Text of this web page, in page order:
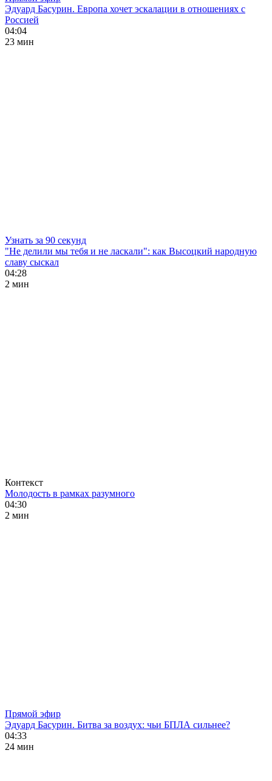
Эдуард Басурин. Европа хочет эскалации в отношениях с
Россией
04:04
23 мин
Узнать за 90 секунд
"Не делили мы тебя и не ласкали": как Высоцкий народную
славу сыскал
04:28
2 мин
Контекст
Молодость в рамках разумного
04:30
2 мин
Прямой эфир
Эдуард Басурин. Битва за воздух: чьи БПЛА сильнее?
04:33
24 мин